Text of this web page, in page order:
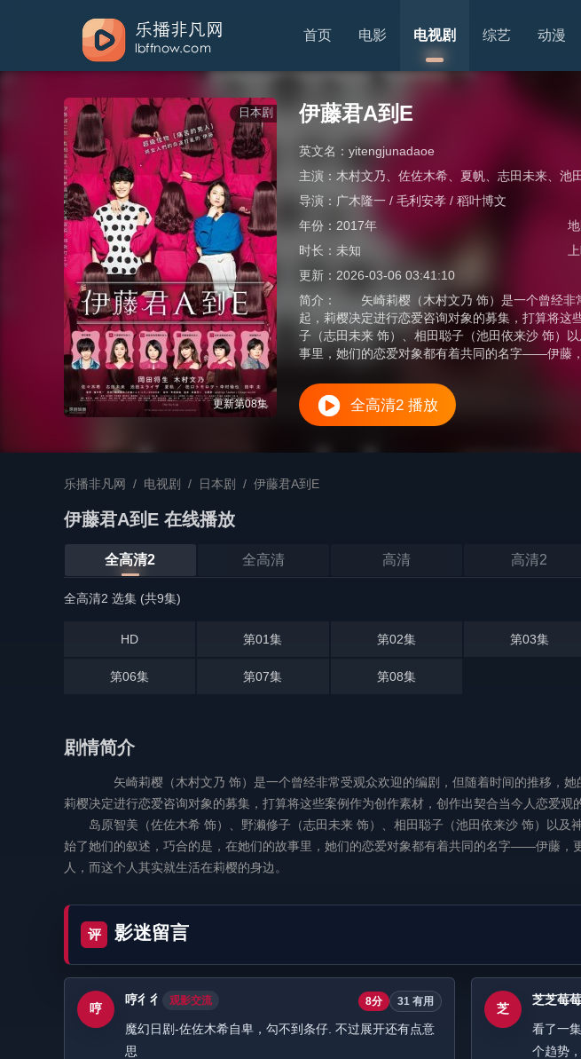
首页 电影 电视剧 综艺 动漫
日本剧
更新第08集
伊藤君A到E
英文名： yitengjunadaoe
主演： 木村文乃 佐佐木希 夏帆 志田未来 池
导演： 广木隆一 / 毛利安孝 / 稻叶博文
年份： 2017年 地
时长： 未知
更新： 2026-03-06 03:41:10
简介：
矢崎莉樱（木村文乃 饰）是一个曾经非
起，莉樱决定进行恋爱咨询对象的募集，打算将
子（志田未来 饰）、相田聪子（池田依来沙 饰）
事里，她们的恋爱对象都有着共同的名字——伊藤
全高清2 播放
乐播非凡网 / 电视剧 / 日本剧 / 伊藤君A到E
伊藤君A到E 在线播放
全高清2 全高清 高清 高清2
全高清2 选集 (共9集)
HD 第01集 第02集 第03集
第06集 第07集 第08集
剧情简介
矢崎莉樱（木村文乃 饰）是一个曾经非常受观众欢迎的编剧，但随着时间的推移，她
莉樱决定进行恋爱咨询对象的募集，打算将这些案例作为创作素材，创作出契合当今人恋爱观
岛原智美（佐佐木希 饰）、野濑修子（志田未来 饰）、相田聪子（池田依来沙 饰）以及
始了她们的叙述，巧合的是，在她们的故事里，她们的恋爱对象都有着共同的名字——伊藤，
人，而这个人其实就生活在莉樱的身边。
评 影迷留言
哼
哼彳彳 观影交流 8分 31 有用
魔幻日剧-佐佐木希自卑，勾不到条仔. 不过展开还有点意
思
芝
芝芝莓莓
看了一
个趋势